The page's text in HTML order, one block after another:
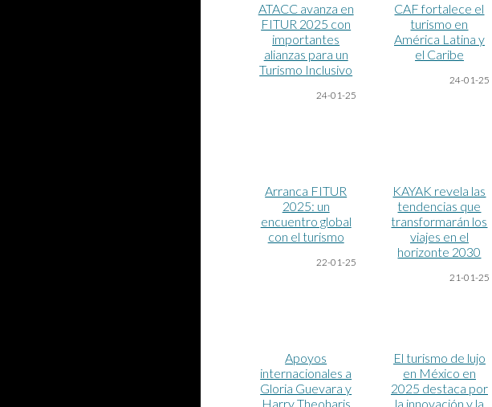
ATACC avanza en
FITUR 2025 con
importantes
alianzas para un
Turismo Inclusivo
24-01-25
CAF fortalece el
turismo en
América Latina y
el Caribe
24-01-25
Arranca FITUR
2025: un
encuentro global
con el turismo
22-01-25
KAYAK revela las
tendencias que
transformarán los
viajes en el
horizonte 2030
21-01-25
Apoyos
internacionales a
Gloria Guevara y
Harry Theoharis
El turismo de lujo
en México en
2025 destaca por
la innovación y la